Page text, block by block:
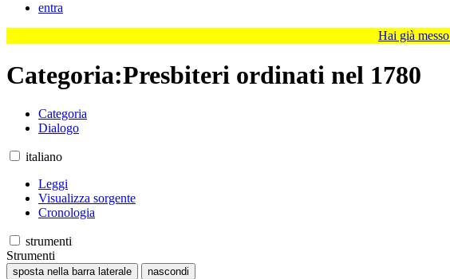
entra
Hai già messo
Categoria:Presbiteri ordinati nel 1780
Categoria
Dialogo
italiano
Leggi
Visualizza sorgente
Cronologia
strumenti
Strumenti
sposta nella barra laterale nascondi